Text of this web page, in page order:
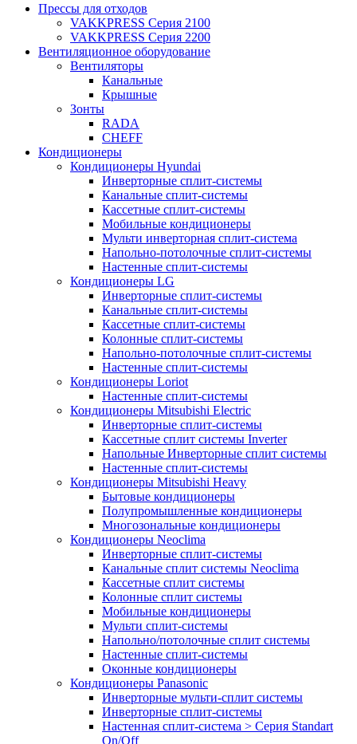
Прессы для отходов
VAKKPRESS Серия 2100
VAKKPRESS Серия 2200
Вентиляционное оборудование
Вентиляторы
Канальные
Крышные
Зонты
RADA
CHEFF
Кондиционеры
Кондиционеры Hyundai
Инверторные сплит-системы
Канальные сплит-системы
Кассетные сплит-системы
Мобильные кондиционеры
Мульти инверторная сплит-система
Напольно-потолочные сплит-системы
Настенные сплит-системы
Кондиционеры LG
Инверторные сплит-системы
Канальные сплит-системы
Кассетные сплит-системы
Колонные сплит-системы
Напольно-потолочные сплит-системы
Настенные сплит-системы
Кондиционеры Loriot
Настенные сплит-системы
Кондиционеры Mitsubishi Electric
Инверторные сплит-системы
Кассетные сплит системы Inverter
Напольные Инверторные сплит системы
Настенные сплит-системы
Кондиционеры Mitsubishi Heavy
Бытовые кондиционеры
Полупромышленные кондиционеры
Многозональные кондиционеры
Кондиционеры Neoclima
Инверторные сплит-системы
Канальные сплит системы Neoclima
Кассетные сплит системы
Колонные сплит системы
Мобильные кондиционеры
Мульти сплит-системы
Напольно/потолочные сплит системы
Настенные сплит-системы
Оконные кондиционеры
Кондиционеры Panasonic
Инверторные мульти-сплит системы
Инверторные сплит-системы
Настенная сплит-система > Серия Standart
On/Off